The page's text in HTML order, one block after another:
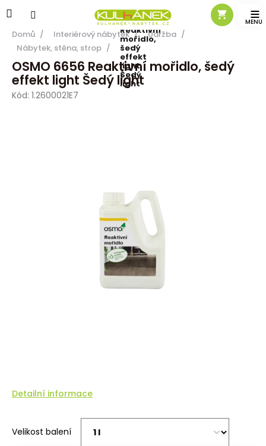
na
Domů / Interiérový nábytek / Údržba /
Nábytek, stěna, strop /
OSMO
6656
Reaktivní
mořidlo,
šedý
effekt
light
Šedý
light
OSMO 6656 Reaktivní mořidlo, šedý
effekt light Šedý light
Kód: 1.2600021E7
Velikost balení
Detailní informace